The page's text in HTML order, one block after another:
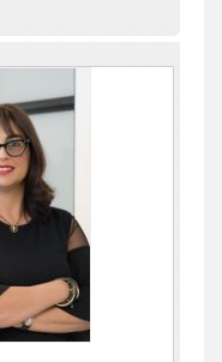
גיא
פלילי
עו"ד
פלילי
אסירים